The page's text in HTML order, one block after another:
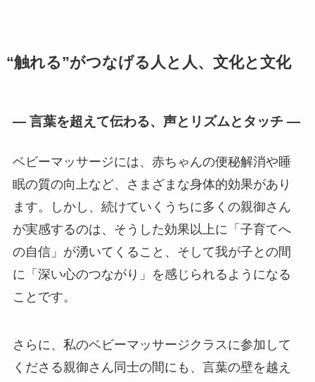
“触れる”がつなげる人と人、文化と文化
― 言葉を超えて伝わる、声とリズムとタッチ ―
ベビーマッサージには、赤ちゃんの便秘解消や睡
眠の質の向上など、さまざまな身体的効果があり
ます。しかし、続けていくうちに多くの親御さん
が実感するのは、そうした効果以上に「子育てへ
の自信」が湧いてくること、そして我が子との間
に「深い心のつながり」を感じられるようになる
ことです。
さらに、私のベビーマッサージクラスに参加して
くださる親御さん同士の間にも、言葉の壁を越え